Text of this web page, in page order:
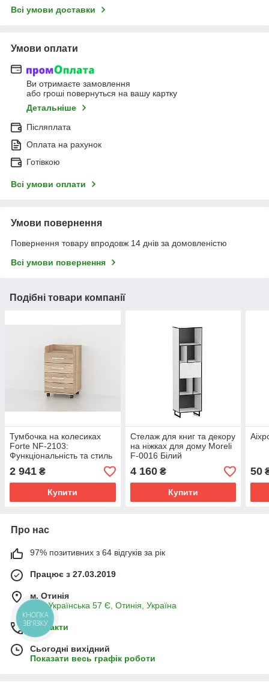
Всі умови доставки
Умови оплати
Ви отримаєте замовлення
або гроші повернуться на вашу картку
Детальніше
Післяплата
Оплата на рахунок
Готівкою
Всі умови оплати
Умови повернення
Повернення товару впродовж 14 днів за домовленістю
Всі умови повернення
Подібні товари компанії
Тумбочка на колесиках
Forte NF-2103:
Функціональність та стиль
у вашому офісі
664x400x356 Дуб сонома
2 941 ₴
Купити
Стелаж для книг та декору
на ніжках для дому Moreli
F-0016 Білий
4 160₴
Купити
50
Про нас
97% позитивних з 64 відгуків за рік
Працює з 27.03.2019
м. Отинія
вул. Українська 57 Є, Отинія, Україна
Контакти
Сьогодні вихідний
Показати весь графік роботи
КНОПКА
ЗВ'ЯЗКУ